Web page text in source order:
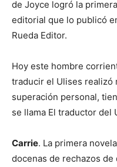
de Joyce logró la
editorial que lo publicó
Rueda Editor.
Hoy este hombre
traducir el Ulises realizó
superación personal,
se llama El traductor del
Carrie. La primera
docenas de rechazos